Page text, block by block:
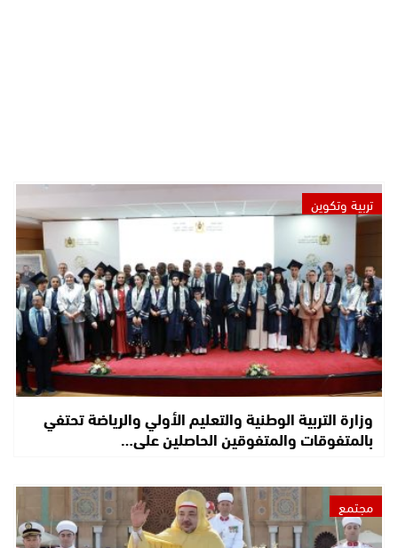
تربية وتكوين
وزارة التربية الوطنية والتعليم الأولي والرياضة تحتفي
بالمتفوقات والمتفوقين الحاصلين على…
مجتمع